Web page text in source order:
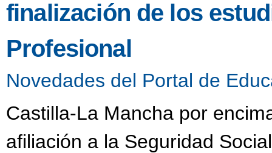
finalización de los
Profesional
Novedades del Portal de
Castilla-La Mancha por
afiliación a la Seguridad